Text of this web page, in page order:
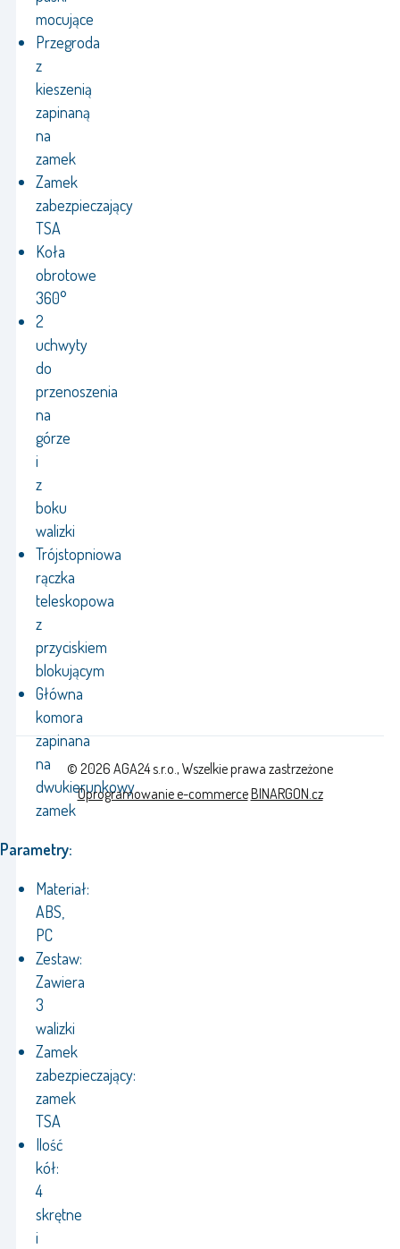
mocujące
Przegroda
z
kieszenią
zapinaną
na
zamek
Zamek
zabezpieczający
TSA
Koła
obrotowe
360°
2
uchwyty
do
przenoszenia
na
górze
i
z
boku
walizki
Trójstopniowa
rączka
teleskopowa
z
przyciskiem
blokującym
Główna
komora
zapinana
na
dwukierunkowy
zamek
Parametry:
Materiał:
ABS,
PC
Zestaw:
Zawiera
3
walizki
Zamek
zabezpieczający:
zamek
TSA
Ilość
kół:
4
skrętne
i
© 2026 AGA24 s.r.o., Wszelkie prawa zastrzeżone
Oprogramowanie e-commerceBINARGON.cz